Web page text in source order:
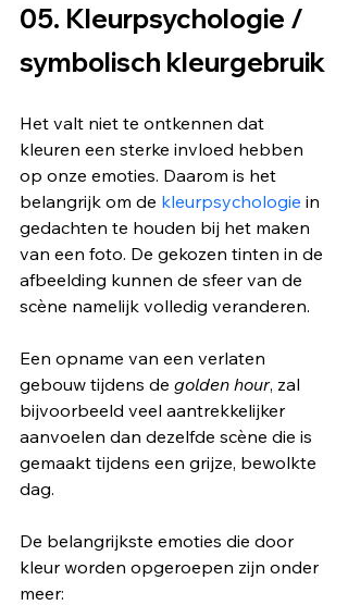
05. Kleurpsychologie /
symbolisch kleurgebruik
Het valt niet te ontkennen dat
kleuren een sterke invloed hebben
op onze emoties. Daarom is het
belangrijk om de kleurpsychologie in
gedachten te houden bij het maken
van een foto. De gekozen tinten in de
afbeelding kunnen de sfeer van de
scène namelijk volledig veranderen.
Een opname van een verlaten
gebouw tijdens de golden hour, zal
bijvoorbeeld veel aantrekkelijker
aanvoelen dan dezelfde scène die is
gemaakt tijdens een grijze, bewolkte
dag.
De belangrijkste emoties die door
kleur worden opgeroepen zijn onder
meer: